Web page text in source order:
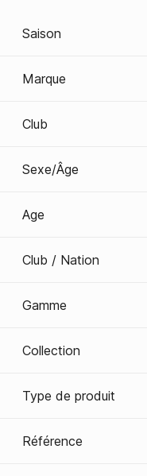
Saison
Marque
Club
Sexe/Âge
Age
Club / Nation
Gamme
Collection
Type de produit
Référence